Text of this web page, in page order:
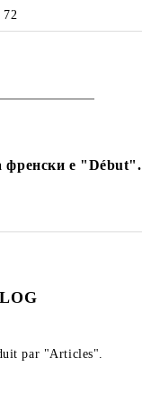
72
френски е "Début".
par "Articles".